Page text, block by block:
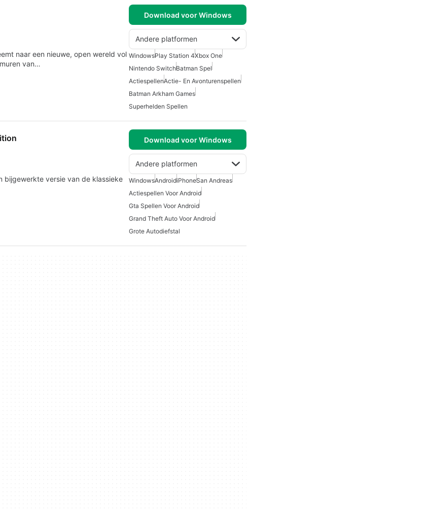
Download voor Windows
Andere platformen
naar een nieuwe, open wereld vol
van…
WindowsPlay Station 4Xbox One
Nintendo SwitchBatman Spel
ActiespellenActie- En Avonturenspellen
Batman Arkham Games
Superhelden Spellen
Download voor Windows
Andere platformen
bijgewerkte versie van de klassieke
WindowsAndroidiPhoneSan Andreas
Actiespellen Voor Android
Gta Spellen Voor Android
Grand Theft Auto Voor Android
Grote Autodiefstal